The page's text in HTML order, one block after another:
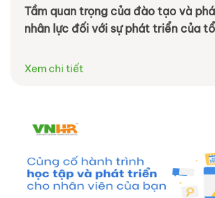
Tầm quan trọng của đào tạo và
nhân lực đối với sự phát triển của
Xem chi tiết